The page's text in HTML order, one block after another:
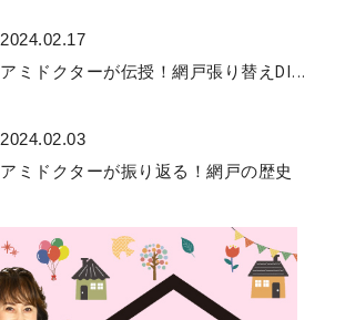
2024.02.17
アミドクターが伝授！網戸張り替えDI...
2024.02.03
アミドクターが振り返る！網戸の歴史